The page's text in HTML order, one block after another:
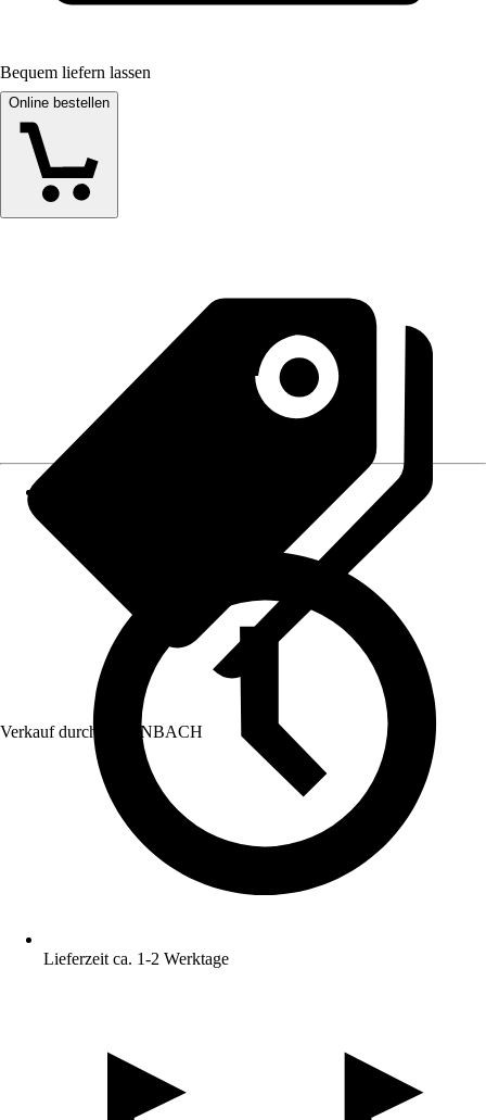
Bequem liefern lassen
Online bestellen
Verkauf durch: HORNBACH
Lieferzeit ca. 1-2 Werktage